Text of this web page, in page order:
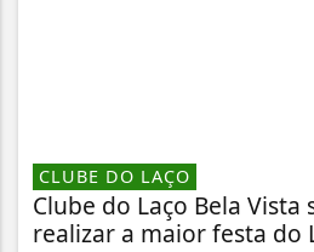
CLUBE DO LAÇO
Clube do Laço Bela
realizar a maior festa do